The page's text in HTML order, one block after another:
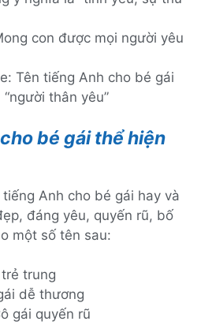
con được mọi người yêu
Tên tiếng Anh cho bé gái
thân yêu”
bé gái thể hiện
Anh cho bé gái hay và
đáng yêu, quyến rũ, bố
một số tên sau:
trung
dễ thương
gái quyến rũ